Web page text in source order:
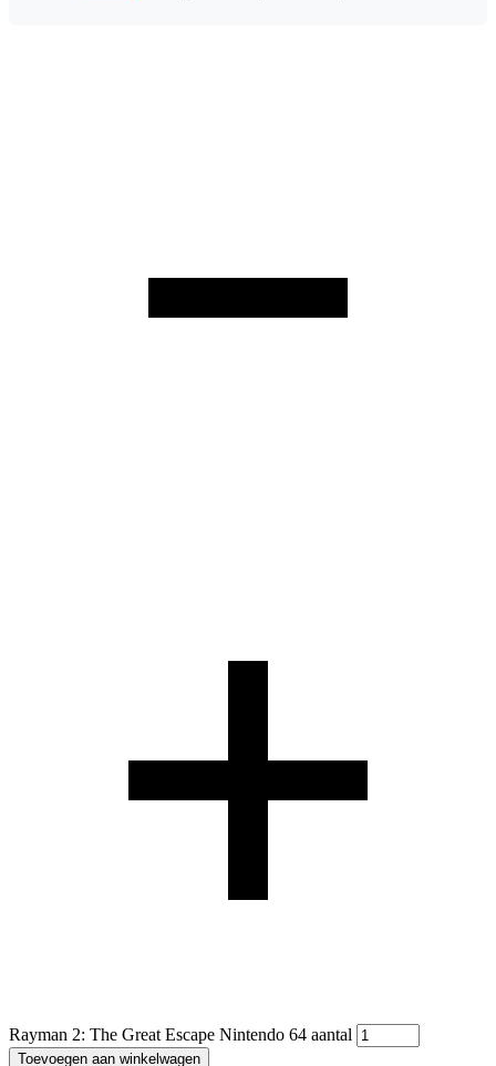
Rayman 2: The Great Escape Nintendo 64 aantal
Toevoegen aan winkelwagen